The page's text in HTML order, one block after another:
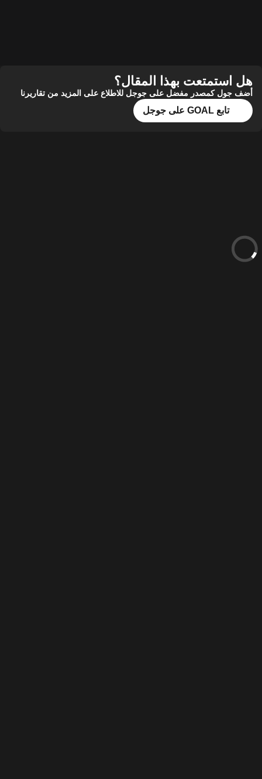
بهذا المقال؟
كمصدر مفضل على جوجل للاطلاع على المزيد من تقاريرنا
تابع GOAL على جوجل